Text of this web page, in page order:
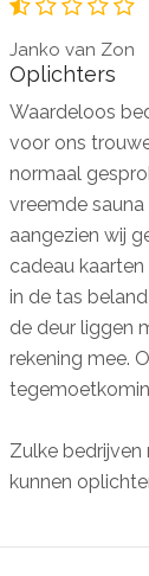
Janko van Zon
Oplichters
Waardeloos
voor ons
normaal
vreemde
aangezien wij
cadeau
in de tas
de deur liggen
rekening mee.
Zulke
kunnen